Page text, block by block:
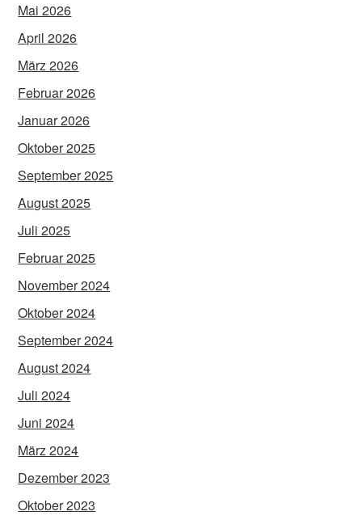
Mai 2026
April 2026
März 2026
Februar 2026
Januar 2026
Oktober 2025
September 2025
August 2025
Juli 2025
Februar 2025
November 2024
Oktober 2024
September 2024
August 2024
Juli 2024
Juni 2024
März 2024
Dezember 2023
Oktober 2023